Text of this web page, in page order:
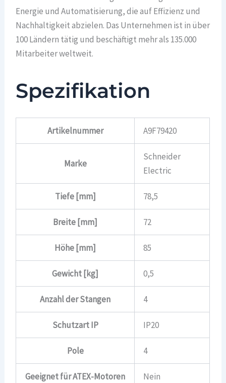
Energie und Automatisierung, die auf Effizienz und
Nachhaltigkeit abzielen. Das Unternehmen ist in über
100 Ländern tätig und beschäftigt mehr als 135.000
Mitarbeiter weltweit.
Spezifikation
Artikelnummer A9F79420
Marke
Schneider
Electric
Tiefe [mm] 78,5
Breite [mm] 72
Höhe [mm] 85
Gewicht [kg] 0,5
Anzahl der Stangen 4
Schutzart IP IP20
Pole 4
Geeignet für ATEX-Motoren Nein